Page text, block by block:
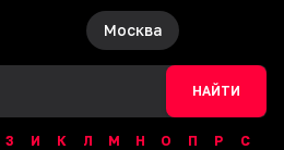
Москва
НАЙТИ
З И К Л М Н О П Р
С